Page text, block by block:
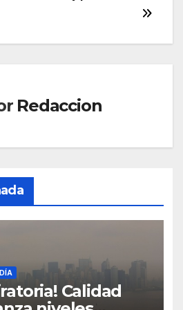
Redaccion
Calidad